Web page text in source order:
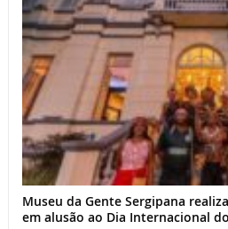
Museu da Gente Sergipana
em alusão ao Dia Internacional